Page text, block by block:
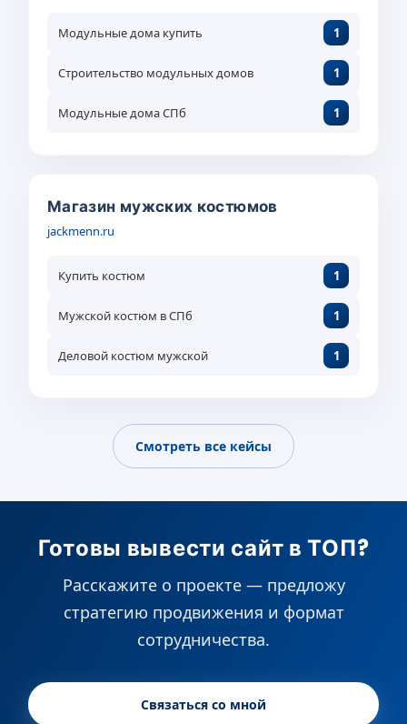
Модульные дома купить 1
Строительство модульных домов 1
Модульные дома СПб 1
Магазин мужских костюмов
jackmenn.ru
Купить костюм 1
Мужской костюм в СПб 1
Деловой костюм мужской 1
Смотреть все кейсы
Готовы вывести сайт в ТОП?
Расскажите о проекте — предложу
стратегию продвижения и формат
сотрудничества.
Связаться со мной